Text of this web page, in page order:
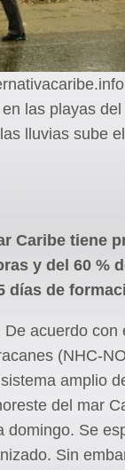
las playas
lluvias sube
Caribe tiene
y del 60 %
días de
De acuerdo con
(NHC-
amplio
del mar
domingo. Se
Sin